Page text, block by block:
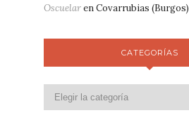
OscuelarenCovarrubias (Burgos)
CATEGORÍAS